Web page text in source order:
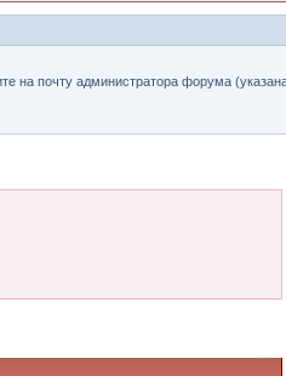
на почту администратора форума